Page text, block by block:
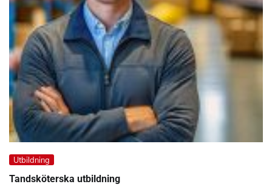
Utbildning
Tandsköterska utbildning